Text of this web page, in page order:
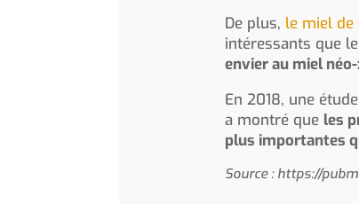
De plus, le miel de
intéressants que
envier au miel
En 2018, une
a montré que les
plus importantes
Source : https://